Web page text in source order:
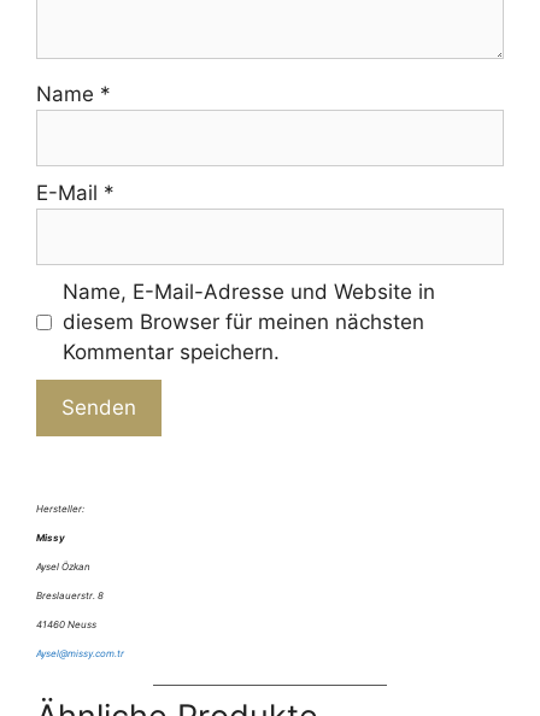
Name *
E-Mail *
Name, E-Mail-Adresse und Website in
diesem Browser für meinen nächsten
Kommentar speichern.
l
t
e
r
n
a
Hersteller:
Missy
Aysel Özkan
Breslauerstr. 8
41460 Neuss
Aysel@missy.com.tr